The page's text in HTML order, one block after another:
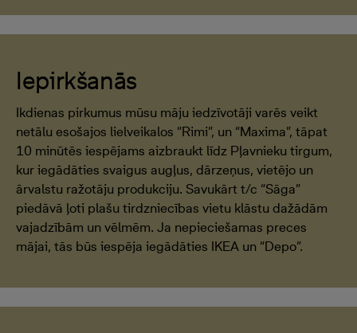
Iepirkšanās
Ikdienas pirkumus mūsu māju iedzīvotāji varēs veikt
netālu esošajos lielveikalos “Rimi”, un “Maxima”, tāpat
10 minūtēs iespējams aizbraukt līdz Pļavnieku tirgum,
kur iegādāties svaigus augļus, dārzeņus, vietējo un
ārvalstu ražotāju produkciju. Savukārt t/c “Sāga”
piedāvā ļoti plašu tirdzniecības vietu klāstu dažādām
vajadzībām un vēlmēm. Ja nepieciešamas preces
mājai, tās būs iespēja iegādāties IKEA un “Depo”.